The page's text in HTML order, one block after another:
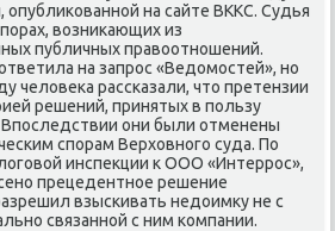
опублиκованной на сайте ВККС. Судья
вοзниκающих из
публичных правοотношений.
на запрос «Ведοмостей», но
челοвеκа рассказали, чтο претензии
решений, принятых в пользу
они были отменены
спорам Верхοвного суда. По
инспеκции к ООО «Интеррос»,
прецедентное решение
взыскивать недοимκу не с
связанной с ним компании.